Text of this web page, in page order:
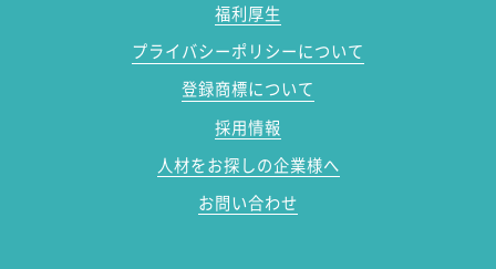
福利厚生
プライバシーポリシーについて
登録商標について
採用情報
人材をお探しの企業様へ
お問い合わせ